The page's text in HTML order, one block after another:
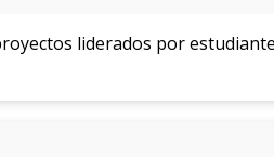
liderados por